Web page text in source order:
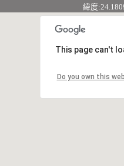
緯度
This page can't
Do you own this